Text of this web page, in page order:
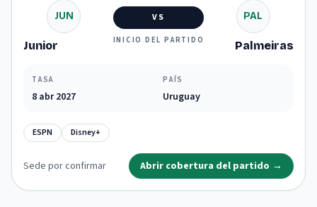
JUN
Junior
VS
INICIO DEL PARTIDO
PAL
Palmeiras
TASA
8 abr 2027
PAÍS
Uruguay
ESPN Disney+
Sede por confirmar Abrir cobertura del partido →